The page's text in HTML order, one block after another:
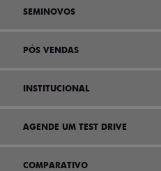
SEMINOVOS
PÓS VENDAS
INSTITUCIONAL
AGENDE UM TEST DRIVE
COMPARATIVO